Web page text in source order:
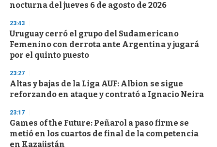
nocturna del jueves 6 de agosto de 2026
23:43
Uruguay cerró el grupo del Sudamericano
Femenino con derrota ante Argentina y jugará
por el quinto puesto
23:27
Altas y bajas de la Liga AUF: Albion se sigue
reforzando en ataque y contrató a Ignacio Neira
23:17
Games of the Future: Peñarol a paso firme se
metió en los cuartos de final de la competencia
en Kazajistán